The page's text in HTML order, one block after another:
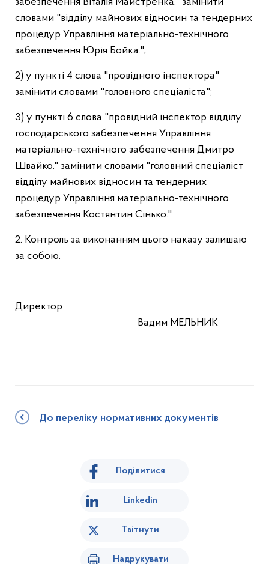
словами "відділу майнових відносин та тендерних
процедур Управління матеріально-технічного
забезпечення Юрія Бойка.";
2) у пункті 4 слова "провідного інспектора"
замінити словами "головного спеціаліста";
3) у пункті 6 слова "провідний інспектор відділу
господарського забезпечення Управління
матеріально-технічного забезпечення Дмитро
Швайко." замінити словами "головний спеціаліст
відділу майнових відносин та тендерних
процедур Управління матеріально-технічного
забезпечення Костянтин Сінько.".
2. Контроль за виконанням цього наказу залишаю
за собою.
Директор
Вадим МЕЛЬНИК
До переліку нормативних документів
Поділитися
Linkedin
Твітнути
Надрукувати